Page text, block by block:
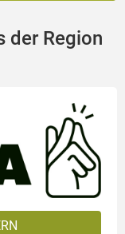
der Region